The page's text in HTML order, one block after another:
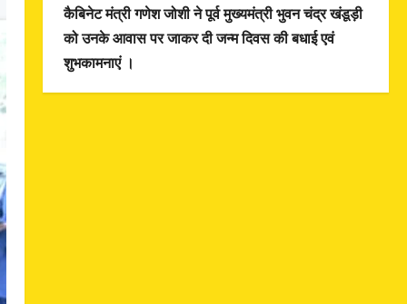
कैबिनेट मंत्री गणेश जोशी ने पूर्व मुख्यमंत्री भुवन चंद्र खंडूड़ी
को उनके आवास पर जाकर दी जन्म दिवस की बधाई एवं
शुभकामनाएं ।